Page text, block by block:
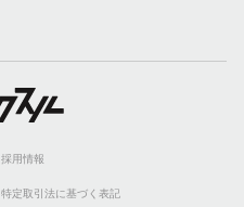
採用情報
特定取引法に基づく表記